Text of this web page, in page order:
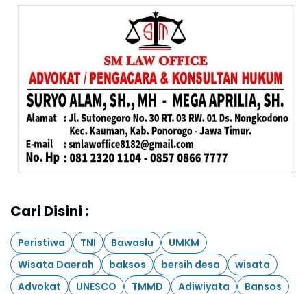
Cari Disini :
Peristiwa TNI Bawaslu
UMKM
Wisata Daerah
baksos bersih desa
wisata
Advokat
UNESCO TMMD Adiwiyata
Bansos